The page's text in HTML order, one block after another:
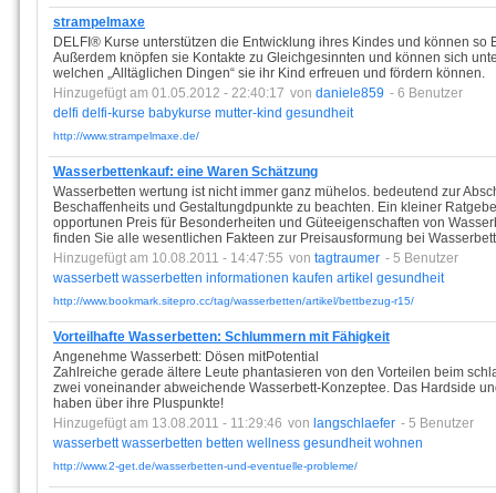
strampelmaxe
DELFI® Kurse unterstützen die Entwicklung ihres Kindes und können
Außerdem knöpfen sie Kontakte zu Gleichgesinnten und können sich
welchen „Alltäglichen Dingen“ sie ihr Kind erfreuen und fördern können.
Hinzugefügt am 01.05.2012 - 22:40:17 von daniele859 - 6 Benutzer
delfi delfi-kurse babykurse mutter-kind gesundheit
http://www.strampelmaxe.de/
Wasserbettenkauf: eine Waren Schätzung
Wasserbetten wertung ist nicht immer ganz mühelos. bedeutend zur
Beschaffenheits und Gestaltungdpunkte zu beachten. Ein kleiner
opportunen Preis für Besonderheiten und Güteeigenschaften von
finden Sie alle wesentlichen Fakteen zur Preisausformung bei
Hinzugefügt am 10.08.2011 - 14:47:55 von tagtraumer - 5 Benutzer
wasserbett wasserbetten informationen kaufen artikel gesundheit
http://www.bookmark.sitepro.cc/tag/wasserbetten/artikel/bettbezug-r15/
Vorteilhafte Wasserbetten: Schlummern mit Fähigkeit
Angenehme Wasserbett: Dösen mitPotential
Zahlreiche gerade ältere Leute phantasieren von den Vorteilen beim
zwei voneinander abweichende Wasserbett-Konzeptee. Das Hardside
haben über ihre Pluspunkte!
Hinzugefügt am 13.08.2011 - 11:29:46 von langschlaefer - 5 Benutzer
wasserbett wasserbetten betten wellness gesundheit wohnen
http://www.2-get.de/wasserbetten-und-eventuelle-probleme/